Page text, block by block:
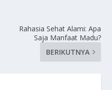
Rahasia Sehat Alami: Apa
Saja Manfaat Madu?
BERIKUTNYA